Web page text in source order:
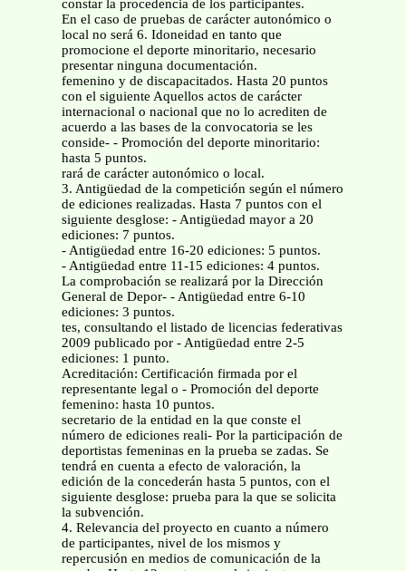
constar la procedencia de los participantes.
En el caso de pruebas de carácter autonómico o
local no será 6. Idoneidad en tanto que
promocione el deporte minoritario, necesario
presentar ninguna documentación.
femenino y de discapacitados. Hasta 20 puntos
con el siguiente Aquellos actos de carácter
internacional o nacional que no lo acrediten de
acuerdo a las bases de la convocatoria se les
conside- - Promoción del deporte minoritario:
hasta 5 puntos.
rará de carácter autonómico o local.
3. Antigüedad de la competición según el número
de ediciones realizadas. Hasta 7 puntos con el
siguiente desglose: - Antigüedad mayor a 20
ediciones: 7 puntos.
- Antigüedad entre 16-20 ediciones: 5 puntos.
- Antigüedad entre 11-15 ediciones: 4 puntos.
La comprobación se realizará por la Dirección
General de Depor- - Antigüedad entre 6-10
ediciones: 3 puntos.
tes, consultando el listado de licencias federativas
2009 publicado por - Antigüedad entre 2-5
ediciones: 1 punto.
Acreditación: Certificación firmada por el
representante legal o - Promoción del deporte
femenino: hasta 10 puntos.
secretario de la entidad en la que conste el
número de ediciones reali- Por la participación de
deportistas femeninas en la prueba se zadas. Se
tendrá en cuenta a efecto de valoración, la
edición de la concederán hasta 5 puntos, con el
siguiente desglose: prueba para la que se solicita
la subvención.
4. Relevancia del proyecto en cuanto a número
de participantes, nivel de los mismos y
repercusión en medios de comunicación de la